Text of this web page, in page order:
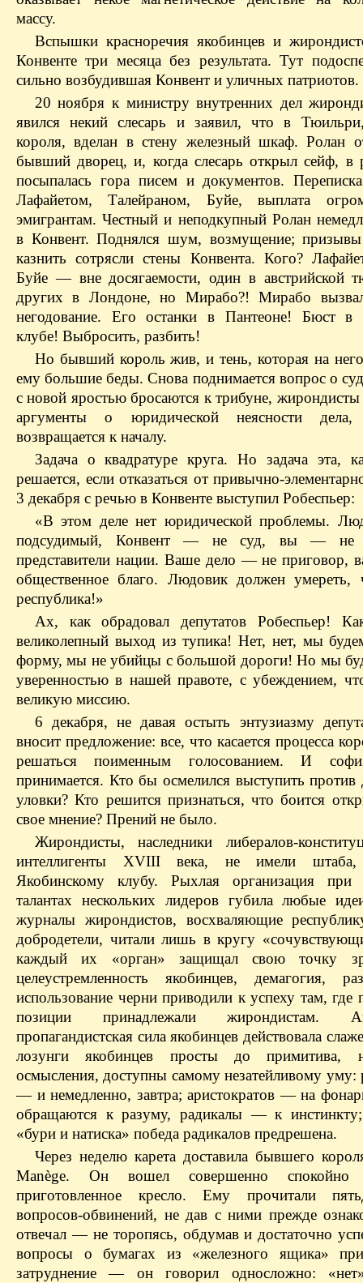
массу.
Вспышки красноречия якобинцев и
Конвенте три месяца без результата. Тут
сильно возбудившая Конвент и уличных патриотов.
20 ноября к министру внутренних дел
явился некий слесарь и заявил, что в
короля, вделан в стену железный шкаф. Ролан
бывший дворец, и, когда слесарь открыл сейф, в
посыпалась гора писем и документов.
Лафайетом, Талейраном, Буйе, выплата
эмигрантам. Честный и неподкупный Ролан
в Конвент. Поднялся шум, возмущение; призывы
казнить сотрясли стены Конвента. Кого?
Буйе — вне досягаемости, один в австрийской
других в Лондоне, но Мирабо?! Мирабо
негодование. Его останки в Пантеоне! Бюст в
клубе! Выбросить, разбить!
Но бывший король жив, и тень, которая на
ему большие беды. Снова поднимается вопрос о
с новой яростью бросаются к трибуне,
аргументы о юридической неясности
возвращается к началу.
Задача о квадратуре круга. Но задача эта,
решается, если отказаться от привычно-
3 декабря с речью в Конвенте выступил Робеспьер:
«В этом деле нет юридической проблемы.
подсудимый, Конвент — не суд, вы — не
представители нации. Ваше дело — не приговор,
общественное благо. Людовик должен умереть,
республика!»
Ах, как обрадовал депутатов Робеспьер!
великолепный выход из тупика! Нет, нет, мы
форму, мы не убийцы с большой дороги! Но мы
уверенностью в нашей правоте, с убеждением,
великую миссию.
6 декабря, не давая остыть энтузиазму
вносит предложение: все, что касается процесса
решаться поименным голосованием. И
принимается. Кто бы осмелился выступить против
уловки? Кто решится признаться, что боится
свое мнение? Прений не было.
Жирондисты, наследники либералов-
интеллигенты XVIII века, не имели штаба,
Якобинскому клубу. Рыхлая организация при
талантах нескольких лидеров губила любые
журналы жирондистов, восхваляющие
добродетели, читали лишь в кругу
каждый их «орган» защищал свою точку
целеустремленность якобинцев, демагогия,
использование черни приводили к успеху там, где
позиции принадлежали жирондистам.
пропагандистская сила якобинцев действовала
лозунги якобинцев просты до примитива,
осмысления, доступны самому незатейливому уму:
— и немедленно, завтра; аристократов — на
обращаются к разуму, радикалы — к
«бури и натиска» победа радикалов предрешена.
Через неделю карета доставила бывшего
Manège. Он вошел совершенно
приготовленное кресло. Ему прочитали
вопросов-обвинений, не дав с ними прежде
отвечал — не торопясь, обдумав и достаточно
вопросы о бумагах из «железного ящика»
затруднение — он говорил односложно: